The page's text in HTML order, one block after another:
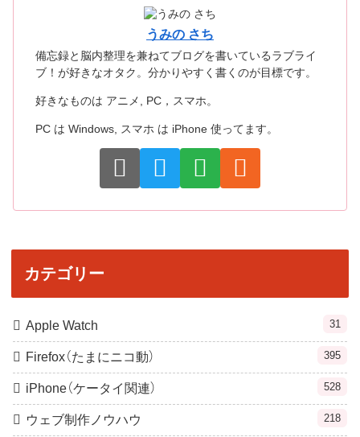
うみの さち
備忘録と脳内整理を兼ねてブログを書いているラブライ
ブ！が好きなオタク。分かりやすく書くのが目標です。
好きなものは アニメ, PC，スマホ。
PC は Windows, スマホ は iPhone 使ってます。
カテゴリー
Apple Watch 31
Firefox（たまにニコ動） 395
iPhone（ケータイ関連） 528
ウェブ制作ノウハウ 218